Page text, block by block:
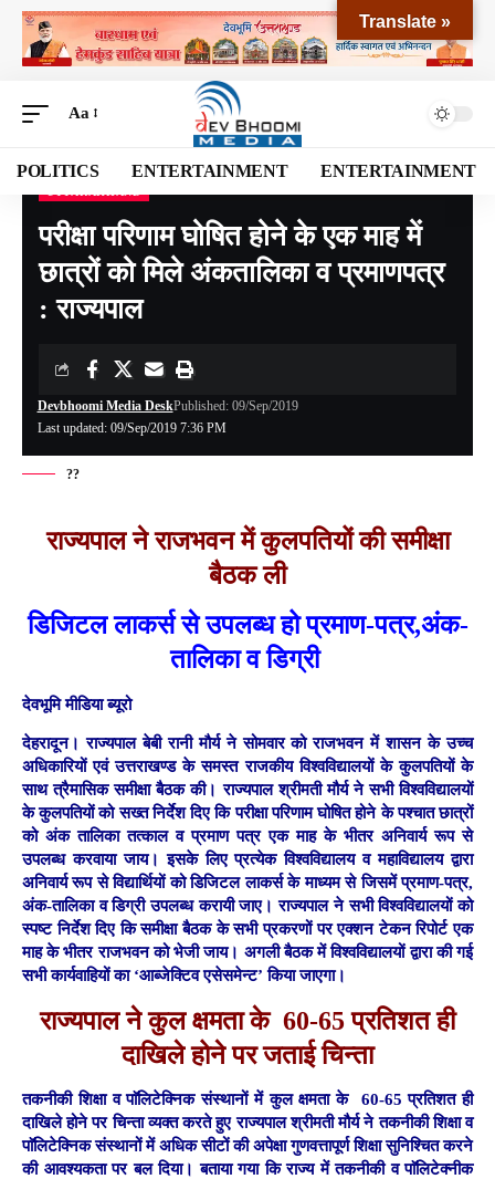
Aa
POLITICS ENTERTAINMENT ENTERTAINMENT
Devbhoomi Media>Blog>NATIONAL>UTTARAKHAND >परीक्षा परिणाम घोषित होने के एक माह में छात्रों को मिले अंकतालिका व प्रमाणपत्र : राज्यपाल
परीक्षा परिणाम घोषित होने के एक माह में
छात्रों को मिले अंकतालिका व प्रमाणपत्र
: राज्यपाल
Last updated: 09/Sep/2019 7:36 PM
Devbhoomi Media DeskPublished: 09/Sep/2019
??
राज्यपाल ने राजभवन में कुलपतियों की समीक्षा
बैठक ली
डिजिटल लाकर्स से उपलब्ध हो प्रमाण-पत्र,अंक-
तालिका व डिग्री
देवभूमि मीडिया ब्यूरो
देहरादून। राज्यपाल बेबी रानी मौर्य ने सोमवार को राजभवन में शासन के उच्च
अधिकारियों एवं उत्तराखण्ड के समस्त राजकीय विश्वविद्यालयों के कुलपतियों के
साथ त्रैमासिक समीक्षा बैठक की। राज्यपाल श्रीमती मौर्य ने सभी विश्वविद्यालयों
के कुलपतियों को सख्त निर्देश दिए कि परीक्षा परिणाम घोषित होने के पश्चात छात्रों
को अंक तालिका तत्काल व प्रमाण पत्र एक माह के भीतर अनिवार्य रूप से
उपलब्ध करवाया जाय। इसके लिए प्रत्येक विश्वविद्यालय व महाविद्यालय द्वारा
अनिवार्य रूप से विद्यार्थियों को डिजिटल लाकर्स के माध्यम से जिसमें प्रमाण-पत्र,
अंक-तालिका व डिग्री उपलब्ध करायी जाए। राज्यपाल ने सभी विश्वविद्यालयों को
स्पष्ट निर्देश दिए कि समीक्षा बैठक के सभी प्रकरणों पर एक्शन टेकन रिपोर्ट एक
माह के भीतर राजभवन को भेजी जाय। अगली बैठक में विश्वविद्यालयों द्वारा की गई
सभी कार्यवाहियों का ‘आब्जेक्टिव एसेसमेन्ट’ किया जाएगा।
राज्यपाल ने कुल क्षमता के 60-65 प्रतिशत ही
दाखिले होने पर जताई चिन्ता
तकनीकी शिक्षा व पाॅलिटेक्निक संस्थानों में कुल क्षमता के 60-65 प्रतिशत ही
दाखिले होने पर चिन्ता व्यक्त करते हुए राज्यपाल श्रीमती मौर्य ने तकनीकी शिक्षा व
पाॅलिटेक्निक संस्थानों में अधिक सीटों की अपेक्षा गुणवत्तापूर्ण शिक्षा सुनिश्चित करने
की आवश्यकता पर बल दिया। बताया गया कि राज्य में तकनीकी व पाॅलिटेक्नीक
Translate »